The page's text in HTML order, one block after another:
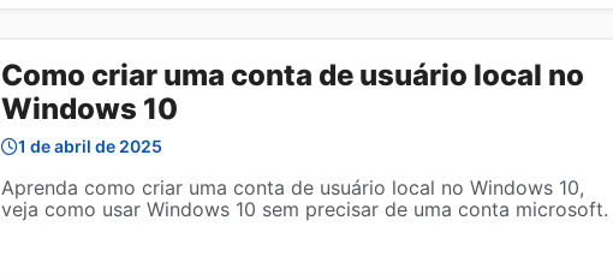
Como criar uma conta de usuário local no
Windows 10
1 de abril de 2025
Aprenda como criar uma conta de usuário local no Windows 10,
veja como usar Windows 10 sem precisar de uma conta microsoft.